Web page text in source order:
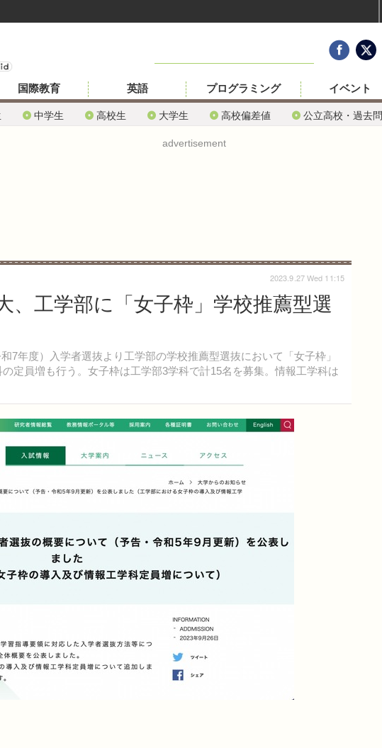
中学生 高校生 大学生 高校偏差値 公立高校・過去問
国際教育 英語 プログラミング イベント
advertisement
、工学部に「女子枠」学校推薦型選
7年度）入学者選抜より工学部の学校推薦型選抜において「女子枠」
定員増も行う。女子枠は工学部3学科で計15名を募集。情報工学科は
2023.9.27 Wed 11:15